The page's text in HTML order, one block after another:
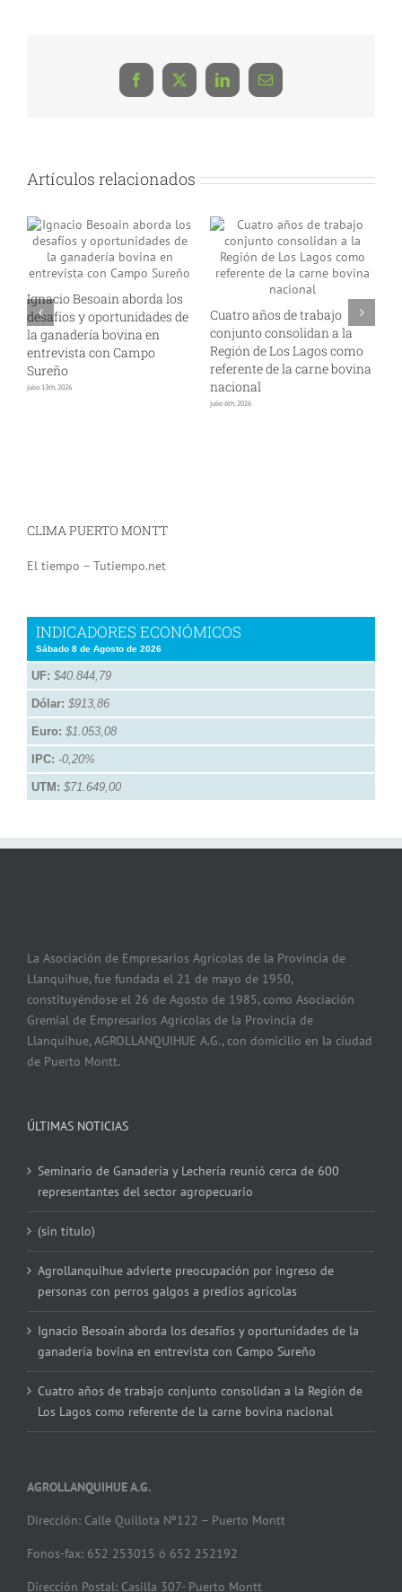
Facebook
X LinkedInCorreo
electrónico
Artículos relacionados
Ignacio Besoain aborda los
desafíos y oportunidades de
la ganadería bovina en
entrevista con Campo
Sureño
julio 13th, 2026
Cuatro años de trabajo
conjunto consolidan a la
Región de Los Lagos como
referente de la carne bovina
nacional
julio 6th, 2026
CLIMA PUERTO MONTT
El tiempo – Tutiempo.net
INDICADORES ECONÓMICOS
Sábado 8 de Agosto de 2026
UF: $40.844,79
Dólar: $913,86
Euro: $1.053,08
IPC: -0,20%
UTM: $71.649,00
La Asociación de Empresarios Agrícolas de la Provincia de
Llanquihue, fue fundada el 21 de mayo de 1950,
constituyéndose el 26 de Agosto de 1985, como Asociación
Gremial de Empresarios Agrícolas de la Provincia de
Llanquihue, AGROLLANQUIHUE A.G., con domicilio en la ciudad
de Puerto Montt.
ÚLTIMAS NOTICIAS
Seminario de Ganadería y Lechería reunió cerca de 600
representantes del sector agropecuario
(sin título)
Agrollanquihue advierte preocupación por ingreso de
personas con perros galgos a predios agrícolas
Ignacio Besoain aborda los desafíos y oportunidades de la
ganadería bovina en entrevista con Campo Sureño
Cuatro años de trabajo conjunto consolidan a la Región de
Los Lagos como referente de la carne bovina nacional
AGROLLANQUIHUE A.G.
Dirección: Calle Quillota Nº122 – Puerto Montt
Fonos-fax: 652 253015 ó 652 252192
Dirección Postal: Casilla 307- Puerto Montt